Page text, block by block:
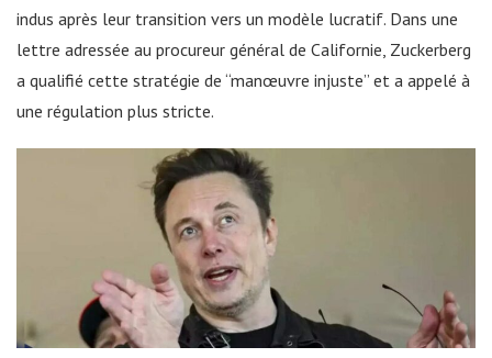
indus après leur transition vers un modèle lucratif. Dans une
lettre adressée au procureur général de Californie, Zuckerberg
a qualifié cette stratégie de “manœuvre injuste” et a appelé à
une régulation plus stricte.